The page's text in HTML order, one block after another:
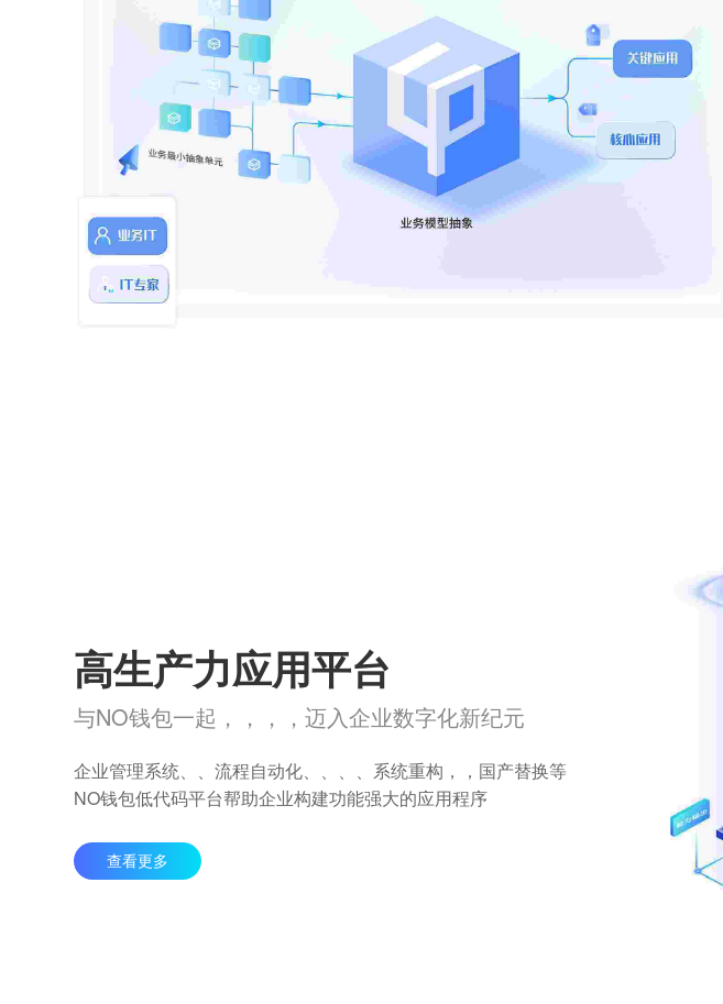
高生产力应用平台
与NO钱包一起，，，，迈入企业数字化新纪元
企业管理系统、、流程自动化、、、、系统重构，，国产替换等
NO钱包低代码平台帮助企业构建功能强大的应用程序
查看更多